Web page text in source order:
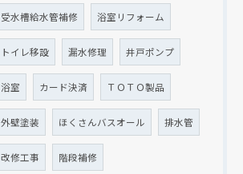
受水槽給水管補修 浴室リフォーム
トイレ移設 漏水修理 井戸ポンプ
浴室 カード決済 ＴＯＴＯ製品
外壁塗装 ほくさんバスオール 排水管
改修工事 階段補修